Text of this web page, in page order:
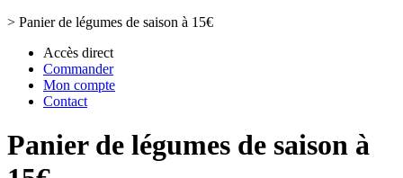
> Panier de légumes de saison à 15€
Accès direct
Commander
Mon compte
Contact
Panier de légumes de saison à